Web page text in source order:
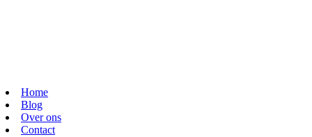
Home
Blog
Over ons
Contact